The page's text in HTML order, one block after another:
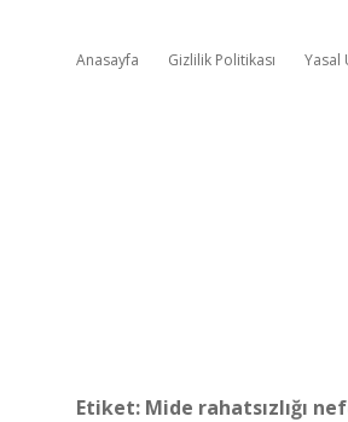
Anasayfa Gizlilik Politikası Yasal
Etiket: Mide rahatsızlığı